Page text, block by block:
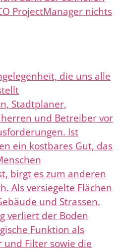
ProjectManager nichts
die uns alle
Stadtplaner,
und Betreiber vor
Ist
ein kostbares Gut, das
birgt es zum anderen
Als versiegelte Flächen
und Strassen.
verliert der Boden
Funktion als
und Filter sowie die